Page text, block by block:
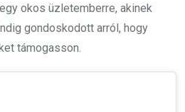
okos üzletemberre, akinek
gondoskodott arról, hogy
támogasson.